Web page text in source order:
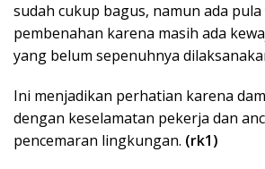
sudah cukup bagus, namun ada
pembenahan karena masih ada
yang belum sepenuhnya
Ini menjadikan perhatian karena
dengan keselamatan pekerja dan
pencemaran lingkungan. (rk1)